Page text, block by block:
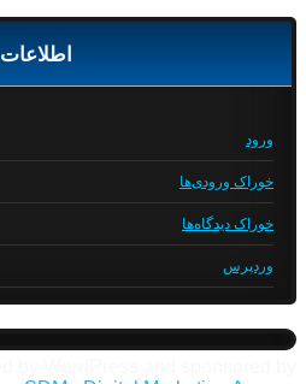
اطلاعات
ورود
خوراک ورودی‌ها
خوراک دیدگاه‌ها
وردپرس